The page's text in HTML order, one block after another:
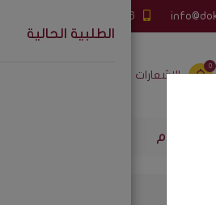
0595818486
0
الإشعارات
الطلبية الحالية